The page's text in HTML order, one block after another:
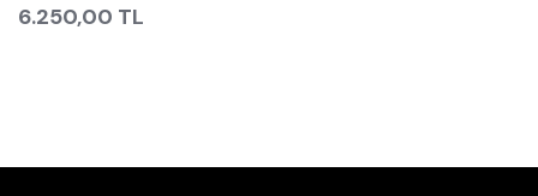
6.250,00 TL